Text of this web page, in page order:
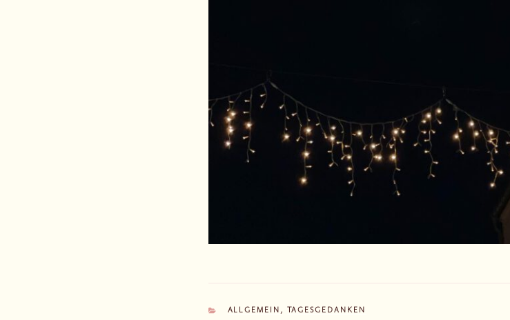
KATEGORIEN
ALLGEMEIN , TAGESGEDANKEN